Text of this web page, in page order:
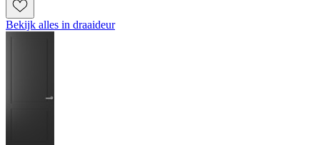
Bekijk alles in draaideur